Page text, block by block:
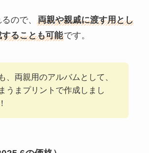
ので、
両親や親戚に渡す用とし
ることも可能です。
、両親用のアルバムとして、
うまプリントで作成しまし